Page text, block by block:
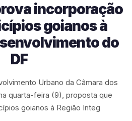
incorporação
goianos à
do
DF
Urbano da Câmara dos
quarta-feira (9), proposta que
goianos à Região Integ